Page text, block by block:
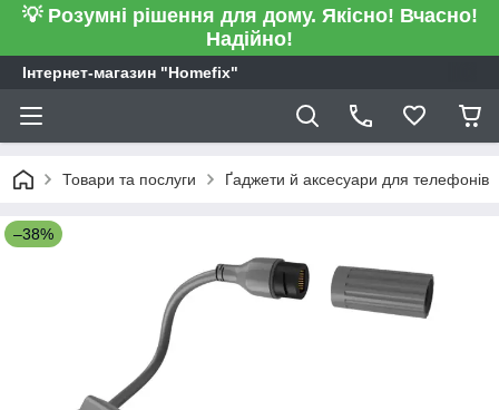
💡 Розумні рішення для дому. Якісно! Вчасно!
Надійно!
Інтернет-магазин "Homefix"
Товари та послуги Ґаджети й аксесуари для телефонів
–38%